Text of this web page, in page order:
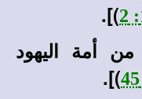
)].
أمة اليهود
)].